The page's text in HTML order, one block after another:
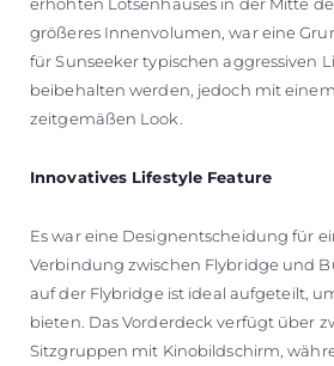
erhöhten Lotsenhauses in der Mitte
größeres Innenvolumen, war eine
für Sunseeker typischen aggressiven
beibehalten werden, jedoch mit
zeitgemäßen Look.
Innovatives Lifestyle Feature
Es war eine Designentscheidung für
Verbindung zwischen Flybridge und
auf der Flybridge ist ideal aufgeteilt,
bieten. Das Vorderdeck verfügt über
Sitzgruppen mit Kinobildschirm,